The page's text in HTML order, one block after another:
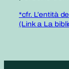
*cfr. L’entità
(Link a La